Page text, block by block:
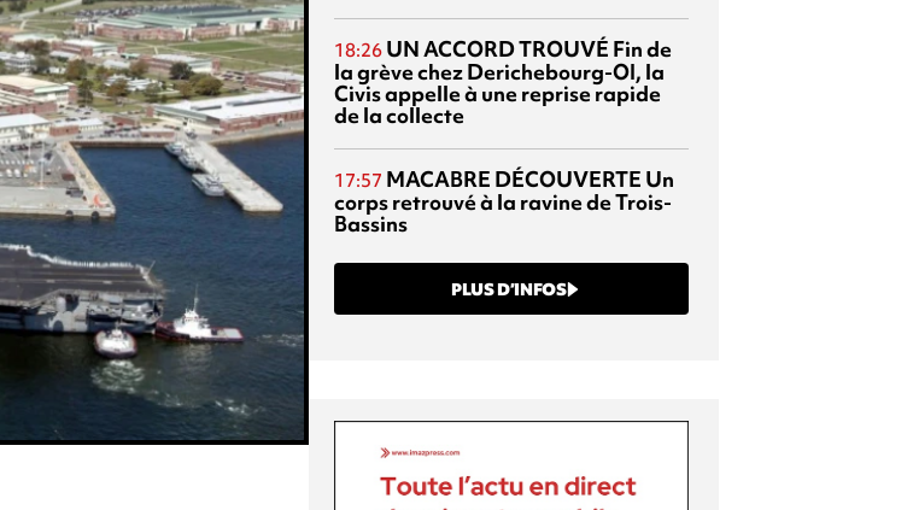
18:26 UN ACCORD TROUVÉ Fin de
la grève chez Derichebourg-OI, la
Civis appelle à une reprise rapide
de la collecte
17:57 MACABRE DÉCOUVERTE Un
corps retrouvé à la ravine de Trois-
Bassins
PLUS D’INFOS